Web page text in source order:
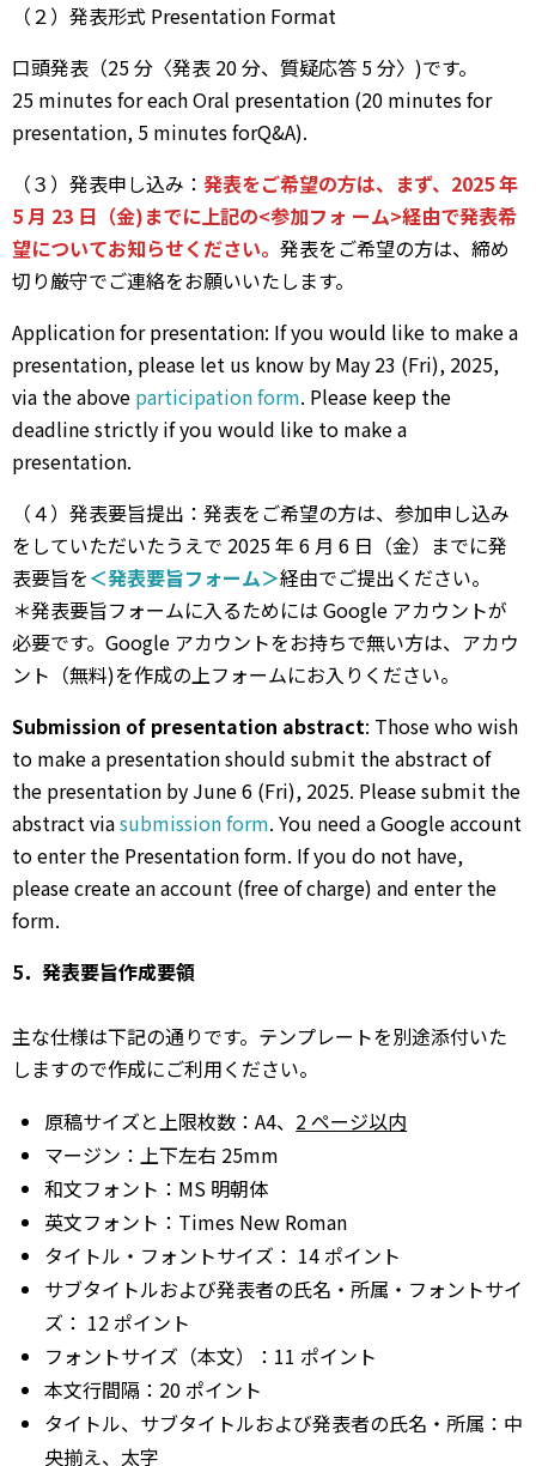
（２）発表形式 Presentation Format
⼝頭発表（25 分〈発表 20 分、質疑応答 5 分〉)です。
25 minutes for each Oral presentation (20 minutes for
presentation, 5 minutes forQ&A).
（３）発表申し込み： 発表をご希望の⽅は、まず、2025 年
5 ⽉ 23 ⽇（⾦)までに上記の<参加フォ ーム>経由で発表希
望についてお知らせください。 発表をご希望の⽅は、締め
切り厳守でご連絡をお願いいたします。
Application for presentation: If you would like to make a
presentation, please let us know by May 23 (Fri), 2025,
via the above participation form. Please keep the
deadline strictly if you would like to make a
presentation.
（４）発表要旨提出：発表をご希望の⽅は、参加申し込み
をしていただいたうえで 2025 年 6 月 6 日（金）までに発
表要旨を＜発表要旨フォーム＞経由でご提出ください。
＊発表要旨フォームに⼊るためには Google アカウントが
必要です。Google アカウントをお持ちで無い⽅は、アカウ
ント（無料)を作成の上フォームにお⼊りください。
Submission of presentation abstract: Those who wish
to make a presentation should submit the abstract of
the presentation by June 6 (Fri), 2025. Please submit the
abstract viasubmission form. You need a Google account
to enter the Presentation form. If you do not have,
please create an account (free of charge) and enter the
form.
5．発表要旨作成要領
主な仕様は下記の通りです。テンプレートを別途添付いた
しますので作成にご利⽤ください。
原稿サイズと上限枚数：A4、 2 ページ以内
マージン：上下左右 25mm
和⽂フォント：MS 明朝体
英⽂フォント：Times New Roman
タイトル・フォントサイズ： 14 ポイント
サブタイトルおよび発表者の⽒名・所属・フォントサイ
ズ： 12 ポイント
フォントサイズ（本⽂）：11 ポイント
本⽂⾏間隔：20 ポイント
タイトル、サブタイトルおよび発表者の⽒名・所属：中
央揃え、太字